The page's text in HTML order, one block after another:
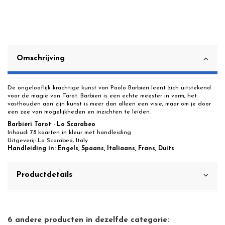
Omschrijving
De ongelooflijk krachtige kunst van Paolo Barbieri leent zich uitstekend
voor de magie van Tarot. Barbieri is een echte meester in vorm, het
vasthouden aan zijn kunst is meer dan alleen een visie, maar om je door
een zee van mogelijkheden en inzichten te leiden.
Barbieri Tarot - Lo Scarabeo
Inhoud: 78 kaarten in kleur met handleiding
Uitgeverij: Lo Scarabeo, Italy
Handleiding in: Engels, Spaans, Italiaans, Frans, Duits
Productdetails
6 andere producten in dezelfde categorie: